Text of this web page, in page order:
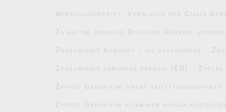
Wirkungseintritt: Vergleich von Cialis
Za kaj se zdravilo Diflucan Generic
Zrozumienie Kamagry i jej zastosowań
Zrozumienie zaburzeń erekcji (ED) Zyrtec
Zyrtec Genericin oikeat säilytysolosuhteet
Zyrtec Genericin pitäminen poissa